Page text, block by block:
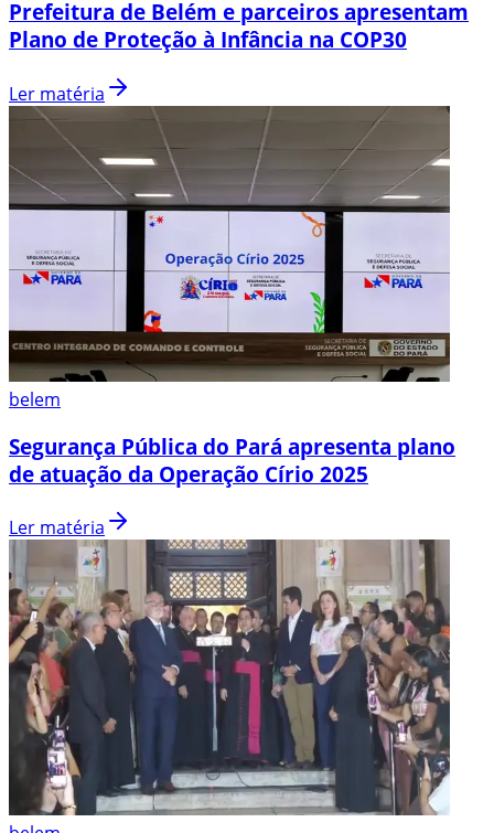
Prefeitura de Belém e parceiros apresentam
Plano de Proteção à Infância na COP30
Ler matéria
belem
Segurança Pública do Pará apresenta plano
de atuação da Operação Círio 2025
Ler matéria